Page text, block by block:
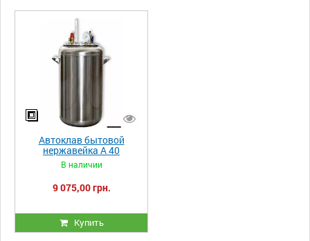
Автоклав бытовой
нержавейка А 40
В наличии
9 075,00 грн.
Купить